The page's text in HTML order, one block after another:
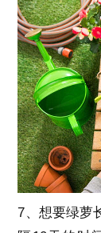
7、想要绿萝